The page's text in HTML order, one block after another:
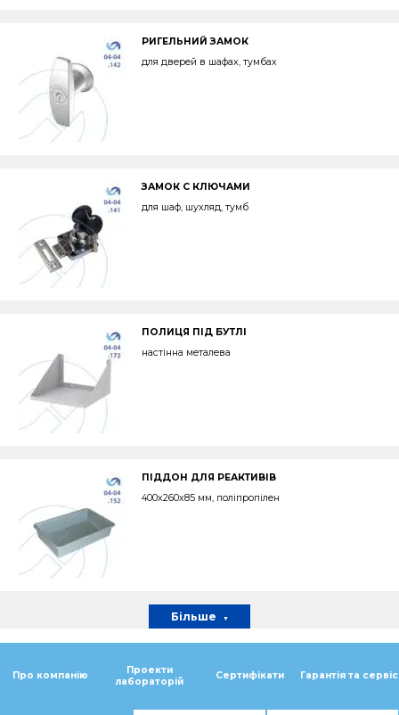
РИГЕЛЬНИЙ ЗАМОК
для дверей в шафах, тумбах
ЗАМОК С КЛЮЧАМИ
для шаф, шухляд, тумб
ПОЛИЦЯ ПІД БУТЛІ
настінна металева
ПІДДОН ДЛЯ РЕАКТИВІВ
400х260х85 мм, поліпропілен
Більше
Про компанію
Проекти
лабораторій
Сертифікати Гарантія та сервіс